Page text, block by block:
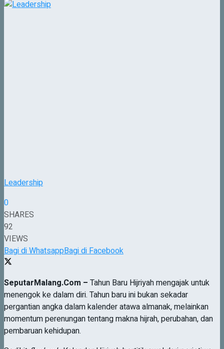
Leadership
0
SHARES
92
VIEWS
Bagi di WhatsappBagi di Facebook
SeputarMalang.Com – Tahun Baru Hijriyah mengajak untuk
menengok ke dalam diri. Tahun baru ini bukan sekadar
pergantian angka dalam kalender atawa almanak, melainkan
momentum perenungan tentang makna hijrah, perubahan, dan
pembaruan kehidupan.